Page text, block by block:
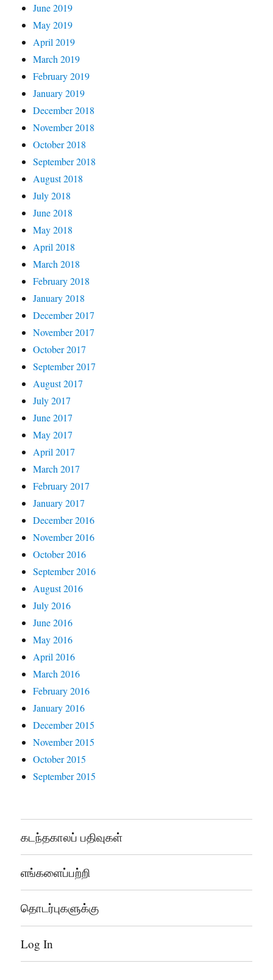
June 2019
May 2019
April 2019
March 2019
February 2019
January 2019
December 2018
November 2018
October 2018
September 2018
August 2018
July 2018
June 2018
May 2018
April 2018
March 2018
February 2018
January 2018
December 2017
November 2017
October 2017
September 2017
August 2017
July 2017
June 2017
May 2017
April 2017
March 2017
February 2017
January 2017
December 2016
November 2016
October 2016
September 2016
August 2016
July 2016
June 2016
May 2016
April 2016
March 2016
February 2016
January 2016
December 2015
November 2015
October 2015
September 2015
கடந்தகாலப் பதிவுகள்
எங்களைப்பற்றி
தொடர்புகளுக்கு
Log In